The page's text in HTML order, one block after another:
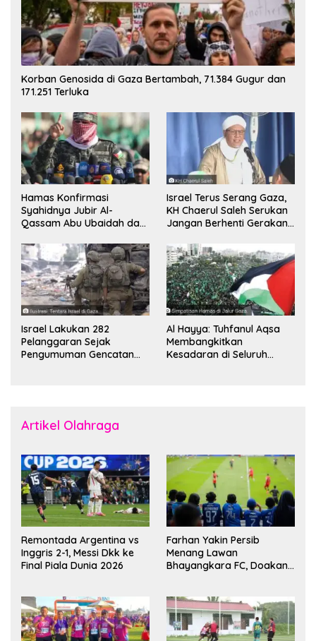
Korban Genosida di Gaza Bertambah, 71.384 Gugur dan
171.251 Terluka
Hamas Konfirmasi
Syahidnya Jubir Al-
Qassam Abu Ubaidah dan
Sinwar
Israel Terus Serang Gaza,
KH Chaerul Saleh Serukan
Jangan Berhenti Gerakan
Israel Lakukan 282
Pelanggaran Sejak
Pengumuman Gencatan
Al Hayya: Tuhfanul Aqsa
Membangkitkan
Kesadaran di Seluruh
Artikel Olahraga
Remontada Argentina vs
Inggris 2-1, Messi Dkk ke
Final Piala Dunia 2026
Farhan Yakin Persib
Menang Lawan
Bhayangkara FC, Doakan